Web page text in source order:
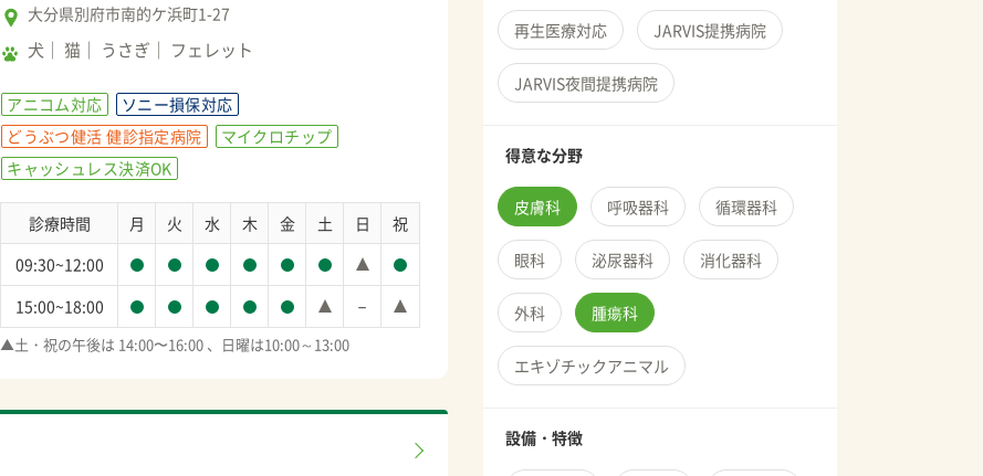
大分県別府市南的ケ浜町1-27
犬 猫 うさぎ フェレット
アニコム対応
ソニー損保対応
どうぶつ健活 健診指定病院
マイクロチップ
キャッシュレス決済OK
診療時間 月 火 水 木 金 土 日
祝
09:30~12:00
15:00~18:00
－
▲土・祝の午後は 14:00〜16:00 、日曜は10:00～13:00
再生医療対応 JARVIS提携病院
JARVIS夜間提携病院
得意な分野
皮膚科 呼吸器科 循環器科
眼科 泌尿器科 消化器科
外科 腫瘍科
エキゾチックアニマル
設備・特徴